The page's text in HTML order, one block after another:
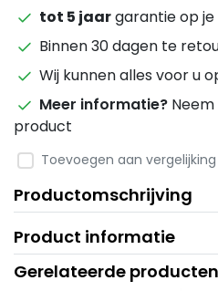
tot 5 jaargarantie op
Binnen 30 dagen te
Wij kunnen alles voor u
Meer informatie?
product
Toevoegen aan vergelijking
Productomschrijving
Product informatie
Gerelateerde producten